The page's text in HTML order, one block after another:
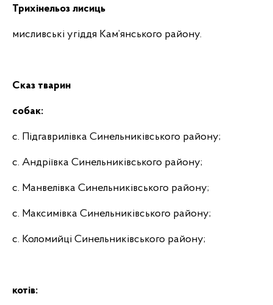
Трихінельоз лисиць
мисливські угіддя Кам’янського району.
Сказ тварин
собак:
с. Підгаврилівка Синельниківського району;
с. Андріївка Синельниківського району;
с. Манвелівка Синельниківського району;
с. Максимівка Синельниківського району;
с. Коломийці Синельниківського району;
котів: